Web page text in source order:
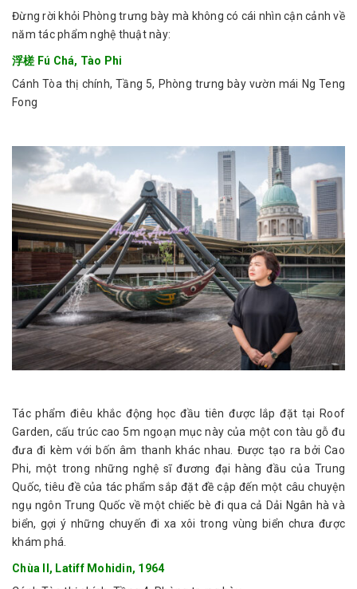
Đừng rời khỏi Phòng trưng bày mà không có cái nhìn cận cảnh về
năm tác phẩm nghệ thuật này:
浮槎 Fú Chá, Tào Phi
Cánh Tòa thị chính, Tầng 5, Phòng trưng bày vườn mái Ng Teng
Fong
Tác phẩm điêu khắc động học đầu tiên được lắp đặt tại Roof
Garden, cấu trúc cao 5m ngoạn mục này của một con tàu gỗ đu
đưa đi kèm với bốn âm thanh khác nhau. Được tạo ra bởi Cao
Phi, một trong những nghệ sĩ đương đại hàng đầu của Trung
Quốc, tiêu đề của tác phẩm sắp đặt đề cập đến một câu chuyện
ngụ ngôn Trung Quốc về một chiếc bè đi qua cả Dải Ngân hà và
biển, gợi ý những chuyến đi xa xôi trong vùng biển chưa được
khám phá.
Chùa II, Latiff Mohidin, 1964